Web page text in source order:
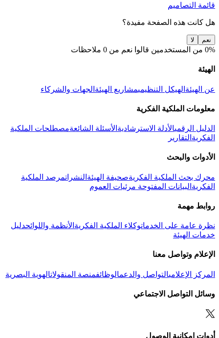
قائمة التصاميم
هل كانت هذه الصفحة مفيدة؟
نعم لا
0% من المستخدمين قالوا نعم من 0 ملاحظات
الهيئة
عن الهيئة الهيكل التنظيميمشاريع الهيئة الجهات والشركاء
معلومات الملكية الفكرية
الدليل الرقميالأدلة الاسترشادية الأسئلة الشائعةمصطلحات الملكية
الفكرية التقارير
الأدوات والبحث
محرك بحث الملكية الفكريةصحيفة الهيئة النشراتمرصد الملكية
الفكرية البيانات المفتوحة مرئيات العموم
روابط مهمة
نظرة عامة على الخدماتوكلاء الملكية الفكرية الأنظمة واللوائحدليل
خدمات الهيئة
الإعلام وتواصل معنا
المركز الإعلاميالتواصل والدعمالوظائفمنصة المنقولاتالهوية البصرية
وسائل التواصل الاجتماعي
أدوات إمكانية الوصول